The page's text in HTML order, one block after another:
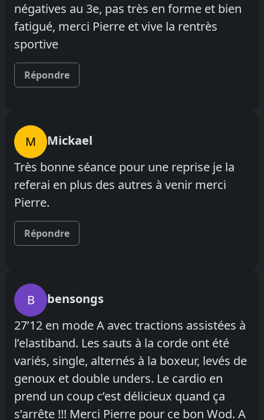
négatives au 3e, pas très en forme et bien
fatigué, merci Pierre et vive la rentrès
sportive
Répondre
M
Mickael
Très bonne séance pour une reprise je la
referai en plus des autres à venir merci
Pierre.
Répondre
B
bensongs
27’12 en mode A avec tractions assistées à
l’elastiband. Les sauts à la corde ont été
variés, single, alternés à la boxeur, levés de
genoux et double unders. Le cardio en
prend un coup c’est délicieux quand ça
s’arrête !!! Merci Pierre pour ce bon Wod. A